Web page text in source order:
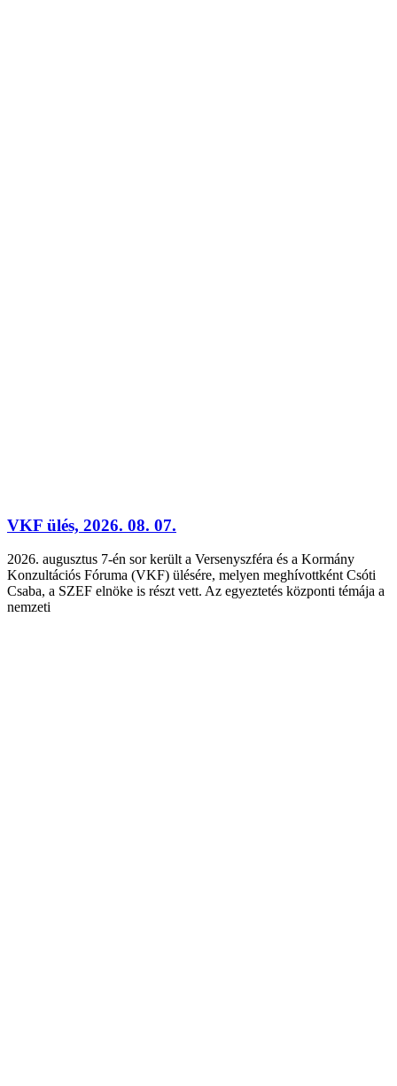
VKF ülés, 2026. 08. 07.
2026. augusztus 7-én sor került a Versenyszféra és a Kormány
Konzultációs Fóruma (VKF) ülésére, melyen meghívottként Csóti
Csaba, a SZEF elnöke is részt vett. Az egyeztetés központi témája a
nemzeti